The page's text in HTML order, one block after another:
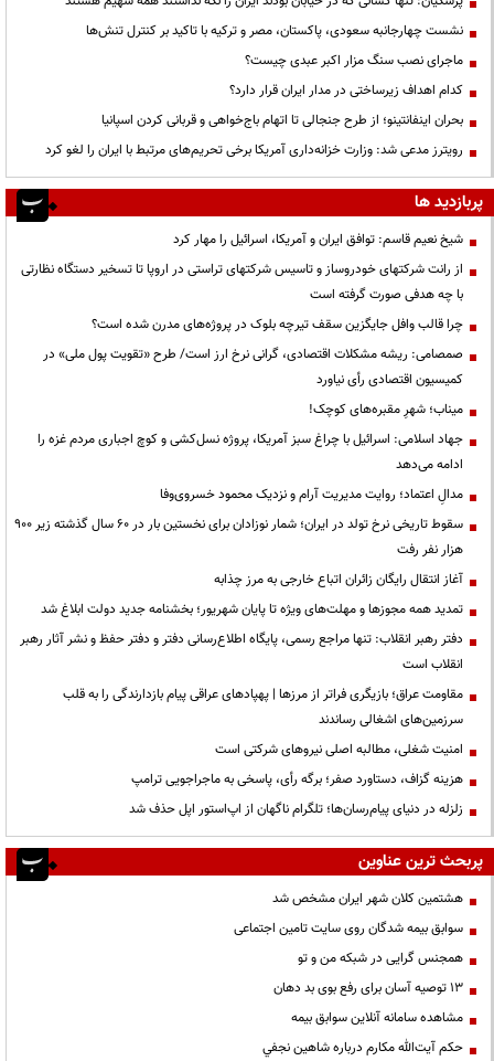
نشست چهارجانبه سعودی، پاکستان، مصر و ترکیه با تاکید بر کنترل تنش‌ها
ماجرای نصب سنگ مزار اکبر عبدی چیست؟
کدام اهداف زیرساختی در مدار ایران قرار دارد؟
بحران اینفانتینو؛ از طرح جنجالی تا اتهام باج‌خواهی و قربانی کردن اسپانیا
رویترز مدعی شد: وزارت خزانه‌داری آمریکا برخی تحریم‌های مرتبط با ایران را لغو کرد
پربازدید ها
شیخ نعیم قاسم: توافق ایران و آمریکا، اسرائیل را مهار کرد
از رانت‌ شرکتهای خودروساز و تاسیس شرکتهای تراستی در اروپا تا تسخیر دستگاه نظارتی
با چه هدفی صورت گرفته است
چرا قالب وافل جایگزین سقف تیرچه بلوک در پروژه‌های مدرن شده است؟
صمصامی: ریشه مشکلات اقتصادی، گرانی نرخ ارز است/ طرح «تقویت پول ملی» در
کمیسیون اقتصادی رأی نیاورد
میناب؛ شهرِ مقبره‌های کوچک!
جهاد اسلامی: اسرائیل با چراغ سبز آمریکا، پروژه نسل‌کشی و کوچ اجباری مردم غزه را
ادامه می‌دهد
مدالِ اعتماد؛ روایت مدیریت آرام و نزدیک محمود خسروی‌وفا
سقوط تاریخی نرخ تولد در ایران؛ شمار نوزادان برای نخستین بار در ۶۰ سال گذشته زیر ۹۰۰
هزار نفر رفت
آغاز انتقال رایگان زائران اتباع خارجی به مرز چذابه
تمدید همه مجوزها و مهلت‌های ویژه تا پایان شهریور؛ بخشنامه جدید دولت ابلاغ شد
دفتر رهبر انقلاب: تنها مراجع رسمی، پایگاه اطلاع‌رسانی دفتر و دفتر حفظ و نشر آثار رهبر
انقلاب است
مقاومت عراق؛ بازیگری فراتر از مرزها | پهپادهای عراقی پیام بازدارندگی را به قلب
سرزمین‌های اشغالی رساندند
‌امنیت شغلی، مطالبه اصلی نیروهای شرکتی است
هزینه گزاف، دستاورد صفر؛ برگه رأی، پاسخی به ماجراجویی ترامپ
زلزله در دنیای پیام‌رسان‌ها؛ تلگرام ناگهان از اپ‌استور اپل حذف شد
پربحث ترین عناوین
هشتمین کلان شهر ایران مشخص شد
سوابق بیمه شدگان روی سایت تامین اجتماعی
همجنس گرایی در شبکه من و تو
13 توصیه آسان برای رفع بوی بد دهان
مشاهده سامانه آنلاين سوابق بیمه
حكم آيت‌الله مكارم درباره شاهين نجفي